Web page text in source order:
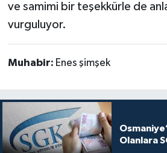
ve samimi bir teşekkürle de
vurguluyor.
Muhabir: Enes şimşek
Olanlara